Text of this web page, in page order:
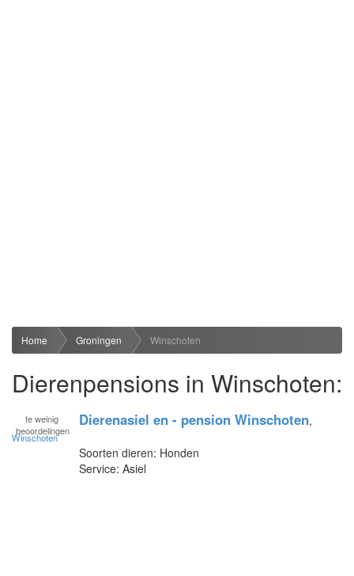
Home Groningen Winschoten
Dierenpensions in Winschoten:
te weinig
beoordelingen
Dierenasiel en - pension Winschoten,
Winschoten
Soorten dieren: Honden
Service: Asiel